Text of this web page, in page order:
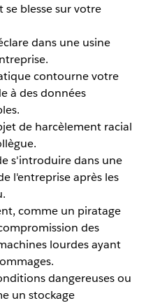
blesse sur votre
dans une usine
contourne votre
à des données
de harcèlement racial
s'introduire dans une
l'entreprise après les
comme un piratage
des
lourdes ayant
dangereuses ou
un stockage